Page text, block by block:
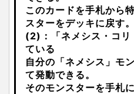
このカードを手札から
スターをデッキに戻す。
(2)：「ネメシス・コリ
ている
自分の「ネメシス」モ
て発動できる。
そのモンスターを手札に